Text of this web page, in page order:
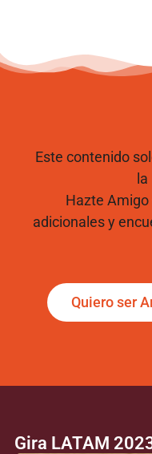
Este contenido
Hazte
adicionales y
Quiero ser
Gira LATAM